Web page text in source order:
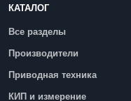
КАТАЛОГ
Все разделы
Производители
Приводная техника
КИП и измерение